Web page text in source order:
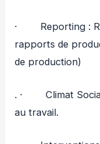
· Reporting :
rapports de
de production)
. · Climat Social
au travail.